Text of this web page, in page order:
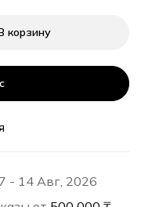
корзину
- 14 Авг, 2026